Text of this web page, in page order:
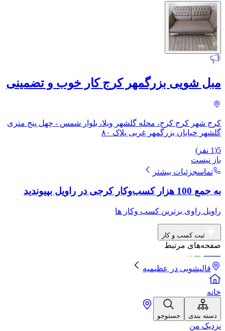
مبل شویی بزرگمهر کرج کار خوب و تضمینی
کرج شهر کرج کرج، محله گلشهر ویلا، بلوار شمس - چهل پنج متری
گلشهر خیابان بزرگمهر غربی پلاک ۸۰
5
(
1 نفر)
باز نیست
تماسجزئیات بیشتر
به جمع 100 هزار کسب‌وکار کرجی در راویل بپیوندید
راویل راوی برترین کسب وکار ها
ثبت کسب و کار
صفحه‌های مرتبط
قالیشویی در عظیمیه
خانه
دسته بندی جستوجو
نزدیک من